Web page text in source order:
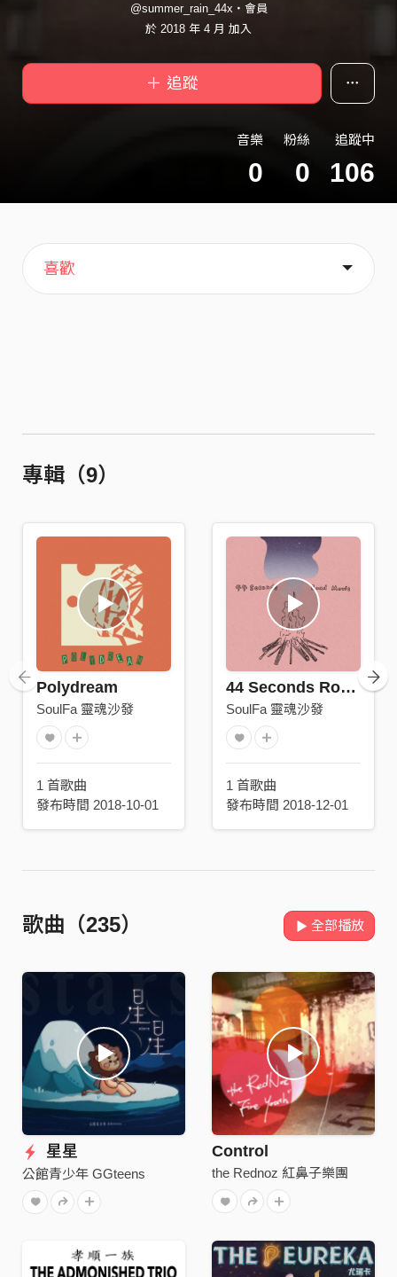
@summer_rain_44x・會員
於 2018 年 4 月 加入
＋ 追蹤
音樂
0
粉絲
0
追蹤中
106
主頁
歌單
喜歡
關於
專輯（9）
Polydream
SoulFa 靈魂沙發
1 首歌曲
發布時間 2018-10-01
44 Seconds Road Movie
SoulFa 靈魂沙發
1 首歌曲
發布時間 2018-12-01
歌曲（235） 全部播放
星星
公館青少年 GGteens
Control
the Rednoz 紅鼻子樂團